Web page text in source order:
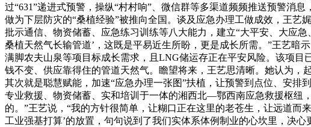
过“631”递进式预警，操纵“村村响”、微信群等多渠道频频推送预警消
做为下层防灾的“桑植经验”被推向全国。谈及应急办理工做成效，王艺
批示通信、物资储蓄、应急练习训练等八大能力，建立“大平安、大应
桑植天然气长输管道’，这既是平易近生所盼，更是成长所需。”王艺
满脚农夫山泉等项目标成长需求，且LNG储运存正在平安风险。该项目
钱不变、供应靠得住的管道天然气。瞻望将来，王艺思清晰。她认为，
其次就是聪慧赋能，加速“应急办理一张图”扶植，让预警到点位、安排
专业救援、物资储蓄、实和培训于一体的湘西北—鄂西南应急救援枢纽
的。”王艺说，“我的方针很简单，让糊口正在这里的老苍生，让远道而
工业强基打算’的放置，句句说到了我们实体系体例制业的心坎里，决